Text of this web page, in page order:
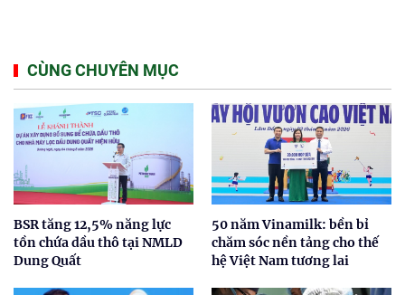
CÙNG CHUYÊN MỤC
BSR tăng 12,5% năng lực
tồn chứa dầu thô tại NMLD
Dung Quất
50 năm Vinamilk: bền bỉ
chăm sóc nền tảng cho thế
hệ Việt Nam tương lai